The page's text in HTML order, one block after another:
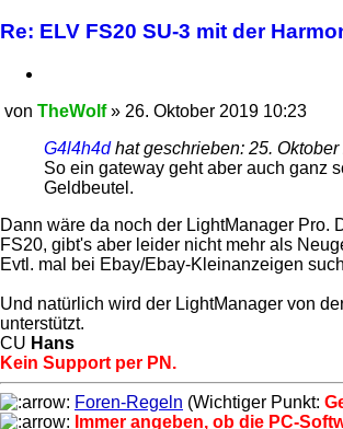
Re: ELV FS20 SU-3 mit der
von TheWolf» 26. Oktober 2019 10:23
G4l4h4dhat geschrieben: 25.
So ein gateway geht aber auch ganz
Geldbeutel.
Dann wäre da noch der LightManager Pro.
FS20, gibt's aber leider nicht mehr als
Evtl. mal bei Ebay/Ebay-Kleinanzeigen
Und natürlich wird der LightManager von
unterstützt.
CU Hans
Kein Support per PN.
Foren-Regeln (Wichtiger Punkt:
Immer angeben, ob die PC-